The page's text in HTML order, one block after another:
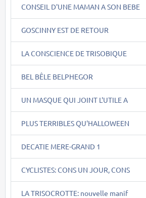
CONSEIL D'UNE MAMAN A SON BEBE
GOSCINNY EST DE RETOUR
LA CONSCIENCE DE TRISOBIQUE
BEL BÊLE BELPHEGOR
UN MASQUE QUI JOINT L'UTILE A
PLUS TERRIBLES QU'HALLOWEEN
DECATIE MERE-GRAND 1
CYCLISTES: CONS UN JOUR, CONS
LA TRISOCROTTE: nouvelle manif